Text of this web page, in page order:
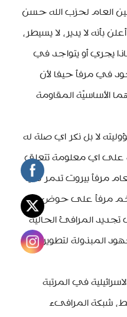
العام لحزب الله حسن
٤ آب، حيث أعلن بأنه لا يدير، لا يسيطر،
يجري أو يتواجد في
في مرفأ حيفا لأن
الأساسيّة المقاومة
لا بل نكر اي صلة له
على اي معلومة تتعلق
مرفأ بيروت تدمر في
اضخم مرفأ على حوض
المرافئ الحاليّة
المبذولة لتطوير
في المرتبة
شبكة المرافىء